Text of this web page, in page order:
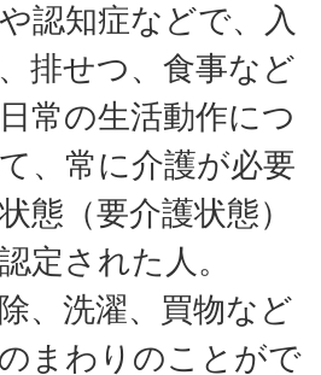
認知症などで、入
排せつ、食事など
常の生活動作につ
、常に介護が必要
態（要介護状態）
定された人。
、洗濯、買物など
まわりのことがで